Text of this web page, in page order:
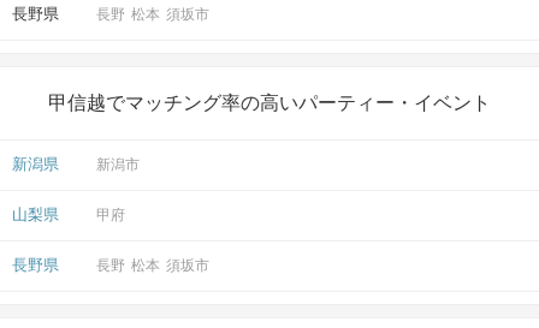
長野県 長野 松本 須坂市
甲信越でマッチング率の高いパーティー・イベント
新潟県 新潟市
山梨県 甲府
長野県 長野 松本 須坂市